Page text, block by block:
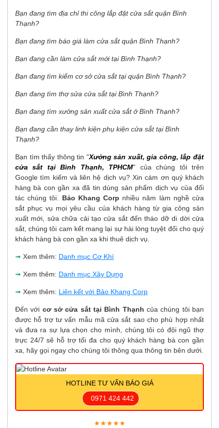
Bạn đang tìm địa chỉ thi công lắp đặt cửa sắt quận Bình
Thạnh?
Bạn đang tìm báo giá làm cửa sắt quận Bình Thạnh?
Bạn đang cần làm cửa sắt mới tại Bình Thạnh?
Bạn đang tìm kiếm cơ sở cửa sắt tại quận Bình Thạnh?
Bạn đang tìm thợ sửa cửa sắt tại Bình Thạnh?
Bạn đang tìm xưởng sản xuất cửa sắt ở Bình Thạnh?
Bạn đang cần thay linh kiện phụ kiện cửa sắt tại Bình
Thạnh?
Bạn tìm thấy thông tin "Xưởng sản xuất, gia công, lắp đặt
cửa sắt tại Bình Thạnh, TPHCM" của chúng tôi trên
Google tìm kiếm và liên hệ dịch vụ? Xin cám ơn quý khách
hàng bà con gần xa đã tin dùng sản phẩm dịch vụ của đối
tác chúng tôi. Bảo Khang Corp nhiều năm làm nghề cửa
sắt phục vụ mọi yêu cầu của khách hàng từ gia công sản
xuất mới, sửa chữa cải tạo cửa sắt đến tháo dỡ di dời cửa
sắt, chúng tôi cam kết mang lại sự hài lòng tuyệt đối cho quý
khách hàng bà con gần xa khi thuê dịch vụ.
➟ Xem thêm: Danh mục Cơ Khí
➟ Xem thêm: Danh mục Xây Dựng
➟ Xem thêm: Liên kết với Bảo Khang Corp
Đến với cơ sở cửa sắt tại Bình Thạnh của chúng tôi bạn
được hỗ trợ tư vấn mẫu mã cửa sắt sao cho phù hợp nhất
và đưa ra sự lựa chọn cho mình, chúng tôi có đội ngũ thợ
trực 24/7 sẽ hỗ trợ tối đa cho quý khách hàng bà con gần
xa, hãy gọi ngay cho chúng tôi thông qua thông tin bên dưới.
HOTLINE TƯ VẤN BÁO GIÁ
0971 424 442
★★★★★